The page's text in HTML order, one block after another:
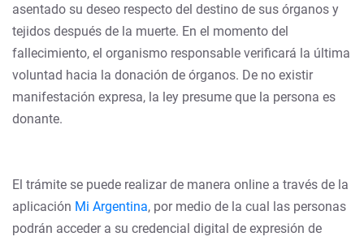
asentado su deseo respecto del destino de sus órganos y
tejidos después de la muerte. En el momento del
fallecimiento, el organismo responsable verificará la última
voluntad hacia la donación de órganos. De no existir
manifestación expresa, la ley presume que la persona es
donante.
El trámite se puede realizar de manera online a través de la
aplicación Mi Argentina, por medio de la cual las personas
podrán acceder a su credencial digital de expresión de